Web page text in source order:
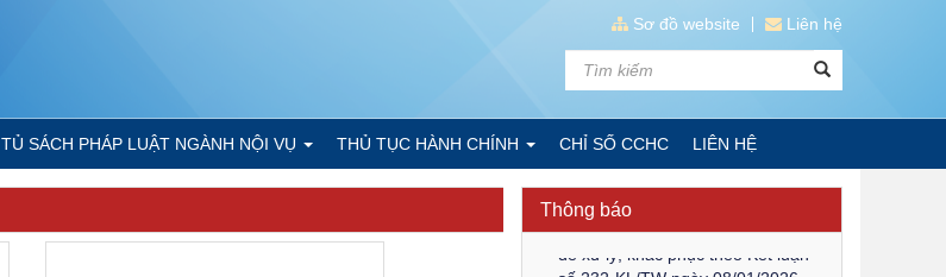
Liên hệ
Sơ đồ website
TỦ SÁCH PHÁP LUẬT NGÀNH NỘI VỤ THỦ TỤC HÀNH CHÍNH CHỈ SỐ CCHC LIÊN HỆ
Thông báo
Đắk Lắk năm 2026
Thông báo Về việc triệu tập thí
sinh tham gia thi tuyển công chức
số 232-KL/TW ngày 08/01/2026